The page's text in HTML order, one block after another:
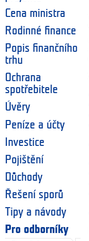
Cena ministra
Rodinné finance
Popis finančního
trhu
Ochrana
spotřebitele
Úvěry
Peníze a účty
Investice
Pojištění
Důchody
Řešení sporů
Tipy a návody
Pro odborníky